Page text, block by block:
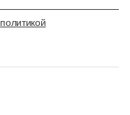
политикой